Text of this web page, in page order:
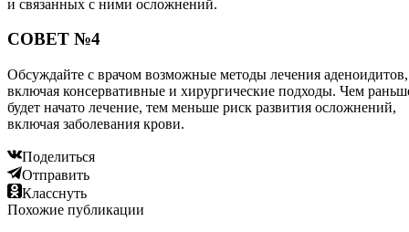
и связанных с ними осложнений.
СОВЕТ №4
Обсуждайте с врачом возможные методы лечения аденоидитов,
включая консервативные и хирургические подходы. Чем
будет начато лечение, тем меньше риск развития осложнений,
включая заболевания крови.
Поделиться
Отправить
Класснуть
Похожие публикации